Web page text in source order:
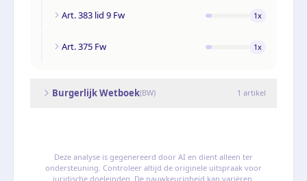
Art. 383 lid 9 Fw 1x
Art. 375 Fw 1x
Burgerlijk Wetboek(BW) 1 artikel
Deze analyse is gegenereerd door AI en dient alleen ter
ondersteuning. Controleer altijd de originele uitspraak voor
juridische doeleinden. De nauwkeurigheid kan variëren.